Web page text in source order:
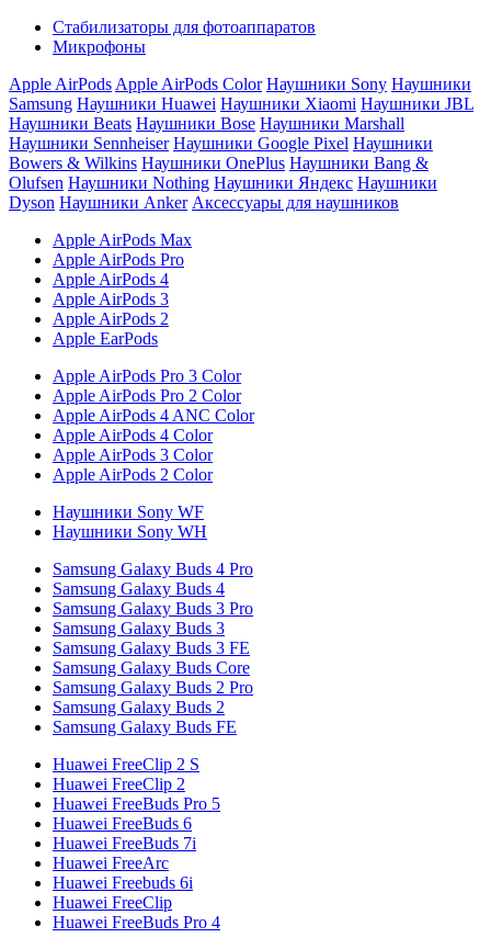
Стабилизаторы для фотоаппаратов
Микрофоны
Apple AirPods Apple AirPods Color Наушники Sony Наушники
Samsung Наушники Huawei Наушники Xiaomi Наушники JBL
Наушники Beats Наушники Bose Наушники Marshall
Наушники Sennheiser Наушники Google Pixel Наушники
Bowers & Wilkins Наушники OnePlus Наушники Bang &
Olufsen Наушники Nothing Наушники Яндекс Наушники
Dyson Наушники Anker Аксессуары для наушников
Apple AirPods Max
Apple AirPods Pro
Apple AirPods 4
Apple AirPods 3
Apple AirPods 2
Apple EarPods
Apple AirPods Pro 3 Color
Apple AirPods Pro 2 Color
Apple AirPods 4 ANC Color
Apple AirPods 4 Color
Apple AirPods 3 Color
Apple AirPods 2 Color
Наушники Sony WF
Наушники Sony WH
Samsung Galaxy Buds 4 Pro
Samsung Galaxy Buds 4
Samsung Galaxy Buds 3 Pro
Samsung Galaxy Buds 3
Samsung Galaxy Buds 3 FE
Samsung Galaxy Buds Core
Samsung Galaxy Buds 2 Pro
Samsung Galaxy Buds 2
Samsung Galaxy Buds FE
Huawei FreeClip 2 S
Huawei FreeClip 2
Huawei FreeBuds Pro 5
Huawei FreeBuds 6
Huawei FreeBuds 7i
Huawei FreeArc
Huawei Freebuds 6i
Huawei FreeClip
Huawei FreeBuds Pro 4